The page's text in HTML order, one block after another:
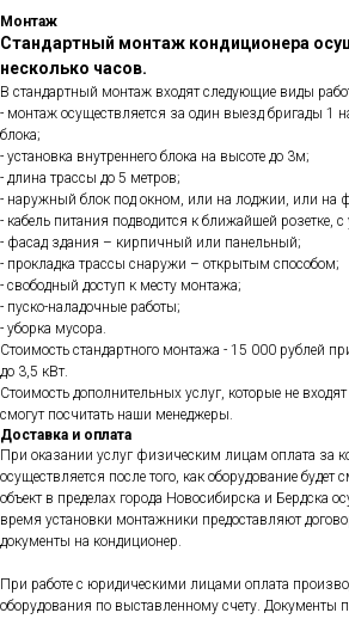
Монтаж
Стандартный монтаж кондиционера
несколько часов.
В стандартный монтаж входят следующие виды
- монтаж осуществляется за один выезд бригады 1
блока;
- установка внутреннего блока на высоте до 3м;
- длина трассы до 5 метров;
- наружный блок под окном, или на лоджии, или на
- кабель питания подводится к ближайшей розетке,
- фасад здания – кирпичный или панельный;
- прокладка трассы снаружи – открытым способом;
- свободный доступ к месту монтажа;
- пуско-наладочные работы;
- уборка мусора.
Стоимость стандартного монтажа - 15 000 рублей
до 3,5 кВт.
Стоимость дополнительных услуг, которые не
смогут посчитать наши менеджеры.
Доставка и оплата
При оказании услуг физическим лицам оплата за
осуществляется после того, как оборудование будет
объект в пределах города Новосибирска и Бердска
время установки монтажники предоставляют
документы на кондиционер.
При работе с юридическими лицами оплата
оборудования по выставленному счету. Документы